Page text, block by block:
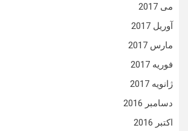
می 2017
آوریل 2017
مارس 2017
فوریه 2017
ژانویه 2017
دسامبر 2016
اکتبر 2016